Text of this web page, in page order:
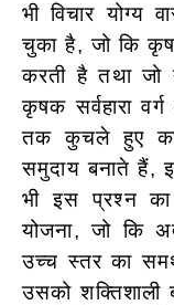
भी विचार योग्य
चुका है, जो कि
करती है तथा जो
कृषक सर्वहारा
तक कुचले हुए
समुदाय बनाते हैं,
भी इस प्रश्न
योजना, जो कि
उच्च स्तर का
उसको शक्तिशाली